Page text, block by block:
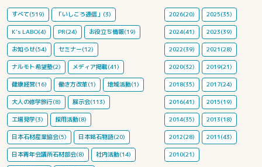
すべて(519) 「いしころ通信」(3)
K's LABO(4) PR(24) お役立ち情報(19)
お知らせ(54) セミナー(12)
ナルモト希望塾(2) メディア掲載(41)
健康経営(16) 働き方改革(1) 地域活動(1)
大人の修学旅行(8) 展示会(113)
工場見学(3) 採用活動(8)
日本石材産業協会(5) 日本銘石物語(20)
日本青年会議所石材部会(8) 社内活動(14)
2026(20) 2025(35)
2024(41) 2023(39)
2022(39) 2021(28)
2020(32) 2019(21)
2018(35) 2017(24)
2016(41) 2015(19)
2014(35) 2013(18)
2012(28) 2011(43)
2010(21)